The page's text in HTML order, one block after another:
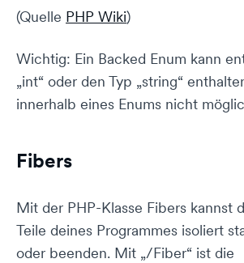
(Quelle PHP Wiki)
Wichtig: Ein Backed Enum kann
„int“ oder den Typ „string“
innerhalb eines Enums nicht
Fibers
Mit der PHP-Klasse Fibers kannst
Teile deines Programmes isoliert
oder beenden. Mit „/Fiber“ ist die